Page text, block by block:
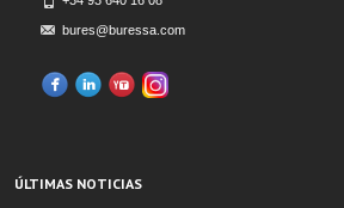
bures@buressa.com
ÚLTIMAS NOTICIAS